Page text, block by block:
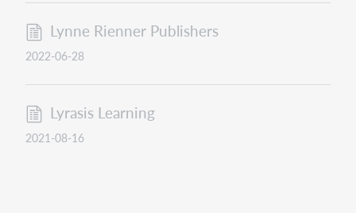
Lynne Rienner Publishers
2022-06-28
Lyrasis Learning
2021-08-16